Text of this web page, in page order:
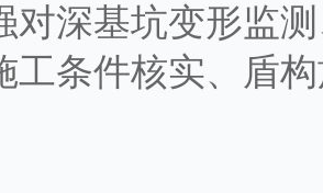
对深基坑变形监
工条件核实、盾